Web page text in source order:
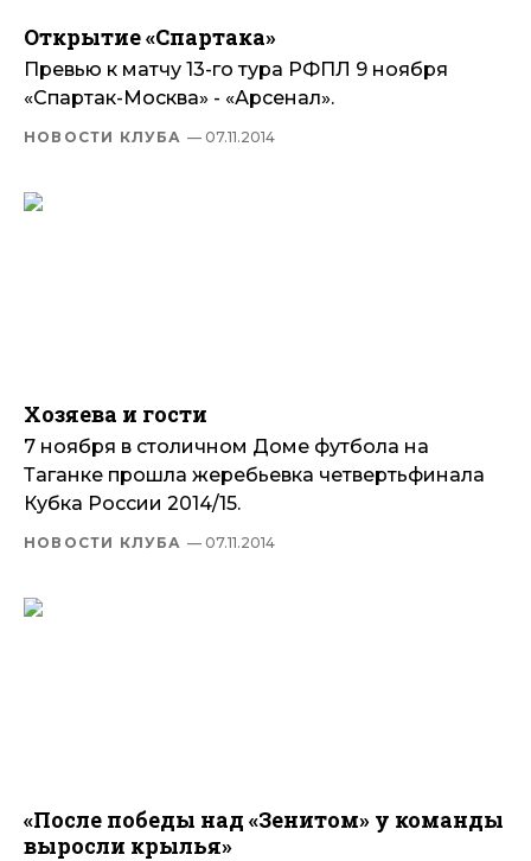
Открытие «Спартака»
Превью к матчу 13-го тура РФПЛ 9 ноября
«Спартак-Москва» - «Арсенал».
НОВОСТИ КЛУБА — 07.11.2014
Хозяева и гости
7 ноября в столичном Доме футбола на
Таганке прошла жеребьевка четвертьфинала
Кубка России 2014/15.
НОВОСТИ КЛУБА — 07.11.2014
«После победы над «Зенитом» у команды
выросли крылья»